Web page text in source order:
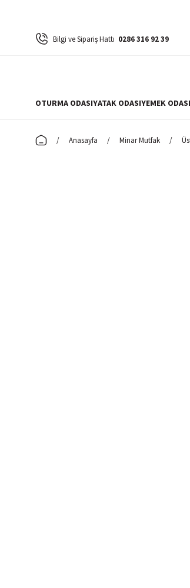
Bilgi ve Sipariş Hattı 0286 316 92 39
OTURMA ODASIYATAK ODASIYEMEK ODASI
Anasayfa Minar Mutfak